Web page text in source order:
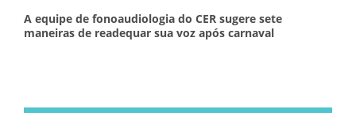
A equipe de fonoaudiologia do CER sugere sete
maneiras de readequar sua voz após carnaval